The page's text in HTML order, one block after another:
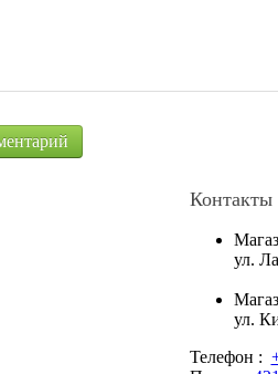
Контакты
ул.
ул.
Телефон :